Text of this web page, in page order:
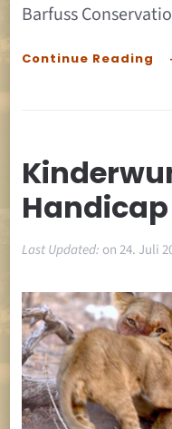
Barfuss
Continue Reading
Handicap
Last Updated:on24. Juli